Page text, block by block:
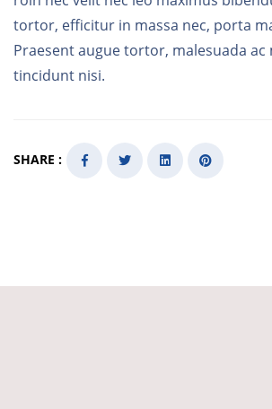
tortor, efficitur in massa nec, porta
Praesent augue tortor, malesuada ac
tincidunt nisi.
SHARE :